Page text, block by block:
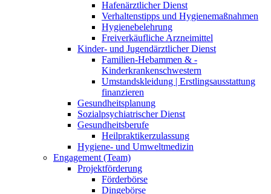
Hafenärztlicher Dienst
Verhaltenstipps und Hygienemaßnahmen
Hygienebelehrung
Freiverkäufliche Arzneimittel
Kinder- und Jugendärztlicher Dienst
Familien-Hebammen & -
Kinderkrankenschwestern
Umstandskleidung | Erstlingsausstattung
finanzieren
Gesundheitsplanung
Sozialpsychiatrischer Dienst
Gesundheitsberufe
Heilpraktikerzulassung
Hygiene- und Umweltmedizin
Engagement (Team)
Projektförderung
Förderbörse
Dingebörse